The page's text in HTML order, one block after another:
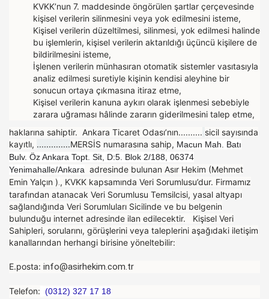
KVKK’nun 7. maddesinde öngörülen şartlar çerçevesinde
kişisel verilerin silinmesini veya yok edilmesini isteme,
Kişisel verilerin düzeltilmesi, silinmesi, yok edilmesi halinde
bu işlemlerin, kişisel verilerin aktarıldığı üçüncü kişilere de
bildirilmesini isteme,
İşlenen verilerin münhasıran otomatik sistemler vasıtasıyla
analiz edilmesi suretiyle kişinin kendisi aleyhine bir
sonucun ortaya çıkmasına itiraz etme,
Kişisel verilerin kanuna aykırı olarak işlenmesi sebebiyle
zarara uğraması hâlinde zararın giderilmesini talep etme,
haklarına sahiptir. Ankara Ticaret Odası’nın.......... sicil sayısında
kayıtlı, ..............MERSİS numarasına sahip, Macun Mah. Batı
Bulv. Öz Ankara Topt. Sit, D:5. Blok 2/188, 06374
Yenimahalle/Ankara adresinde bulunan Asır Hekim (Mehmet
Emin Yalçın ) , KVKK kapsamında Veri Sorumlusu’dur. Firmamız
tarafından atanacak Veri Sorumlusu Temsilcisi, yasal altyapı
sağlandığında Veri Sorumluları Sicilinde ve bu belgenin
bulunduğu internet adresinde ilan edilecektir. Kişisel Veri
Sahipleri, sorularını, görüşlerini veya taleplerini aşağıdaki iletişim
kanallarından herhangi birisine yöneltebilir:
E.posta: info@asirhekim.com.tr
Telefon: (0312) 327 17 18